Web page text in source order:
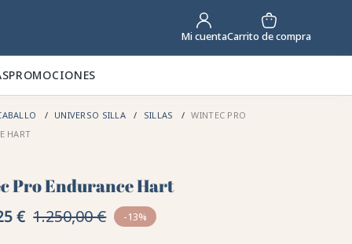
Mi cuentaCarrito de compra
PROMOCIONES
UNIVERSO SILLA SILLAS
WINTEC PRO
HART
Pro Endurance Hart
€ 1.250,00 € -13%